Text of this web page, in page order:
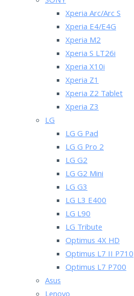
Xperia Arc/Arc S
Xperia E4/E4G
Xperia M2
Xperia S LT26i
Xperia X10i
Xperia Z1
Xperia Z2 Tablet
Xperia Z3
LG
LG G Pad
LG G Pro 2
LG G2
LG G2 Mini
LG G3
LG L3 E400
LG L90
LG Tribute
Optimus 4X HD
Optimus L7 II P710
Optimus L7 P700
Asus